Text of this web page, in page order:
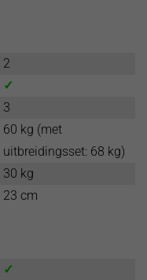
2
✓
3
60 kg (met
uitbreidingsset: 68 kg)
30 kg
23 cm
✓